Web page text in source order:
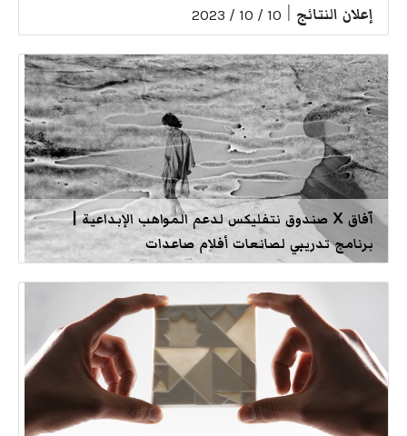
إعلان النتائج 10 / 10 / 2023
آفاق X صندوق نتفليكس لدعم المواهب الإبداعية |
برنامج تدريبي لصانعات أفلام صاعدات